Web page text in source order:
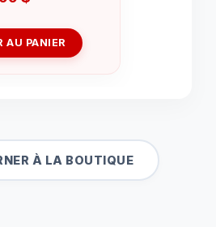
AU PANIER
À LA BOUTIQUE